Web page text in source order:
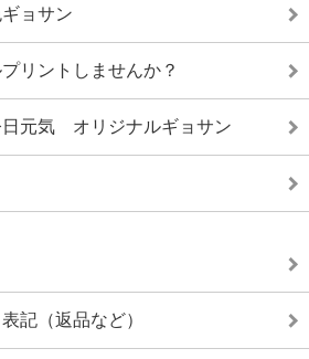
ョサン
リントしませんか？
元気 オリジナルギョサン
記（返品など）